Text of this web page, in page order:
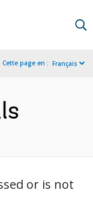
Cette page en : Français
or is not